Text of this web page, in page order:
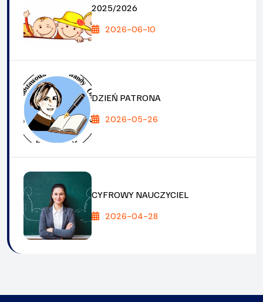
2025/2026
2026-06-10
DZIEŃ PATRONA
2026-05-26
CYFROWY NAUCZYCIEL
2026-04-28